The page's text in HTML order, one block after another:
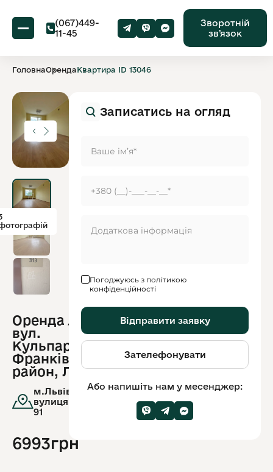
(067)449-
11-45
Зворотній
звʼязок
ГоловнаОрендаКвартира ID 13046
Оренда / Офіс /
вул.
Кульпарківська,
Франківський
район, Львів
м.Львів,
вулиця.Кульпарківська,
91
ID
обʼєкту:
13046
6993грн
Записатись на огляд
Погоджуюсь з політикою
конфіденційності
Відправити заявку
Зателефонувати
Або напишіть нам у месенджер: